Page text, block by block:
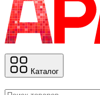
Каталог